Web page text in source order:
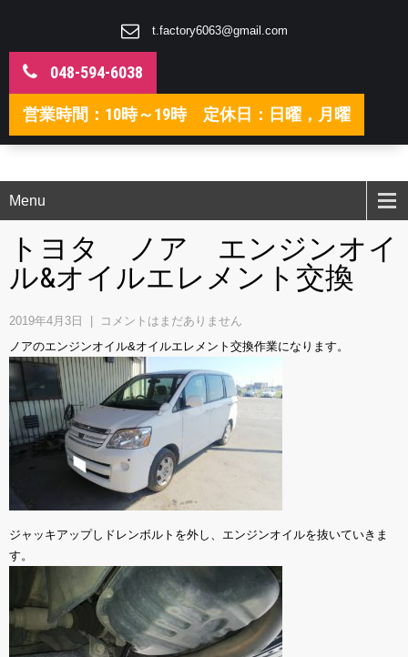
t.factory6063@gmail.com
048-594-6038
営業時間：10時～19時 定休日：日曜，月曜
Menu
トヨタ ノア エンジンオイ
ル&オイルエレメント交換
2019年4月3日
コメントはまだありません
ノアのエンジンオイル&オイルエレメント交換作業になります。
ジャッキアップしドレンボルトを外し、エンジンオイルを抜いていきま
す。